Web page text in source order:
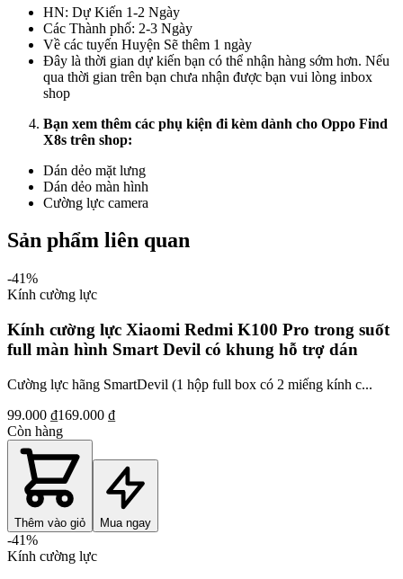
HN: Dự Kiến 1-2 Ngày
Các Thành phố: 2-3 Ngày
Về các tuyến Huyện Sẽ thêm 1 ngày
Đây là thời gian dự kiến bạn có thể nhận hàng sớm hơn. Nếu
qua thời gian trên bạn chưa nhận được bạn vui lòng inbox
shop
Bạn xem thêm các phụ kiện đi kèm dành cho Oppo Find
X8s trên shop:
Dán dẻo mặt lưng
Dán dẻo màn hình
Cường lực camera
Sản phẩm liên quan
-41%
Kính cường lực
Kính cường lực Xiaomi Redmi K100 Pro trong suốt
full màn hình Smart Devil có khung hỗ trợ dán
Cường lực hãng SmartDevil (1 hộp full box có 2 miếng kính c...
99.000 ₫169.000 ₫
Còn hàng
Thêm vào giỏ Mua ngay
-41%
Kính cường lực